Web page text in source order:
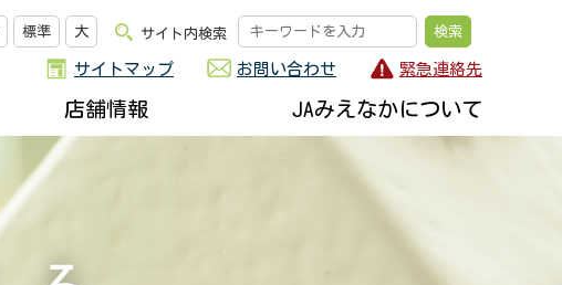
標準 大 サイト内検索
サイトマップ お問い合わせ 緊急連絡先
店舗情報
JAみえなかについて
んか